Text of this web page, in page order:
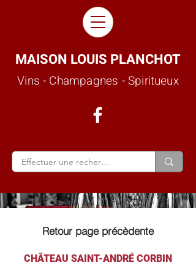
MAISON LOUIS PLANCHOT
Vins - Champagnes - Spiritueux
Retour page précèdente
CHÂTEAU SAINT-ANDRÉ CORBIN